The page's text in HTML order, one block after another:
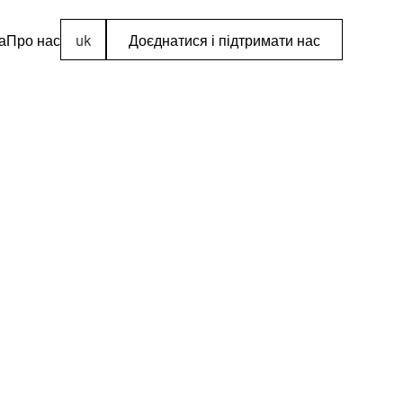
Про нас uk Доєднатися і підтримати нас